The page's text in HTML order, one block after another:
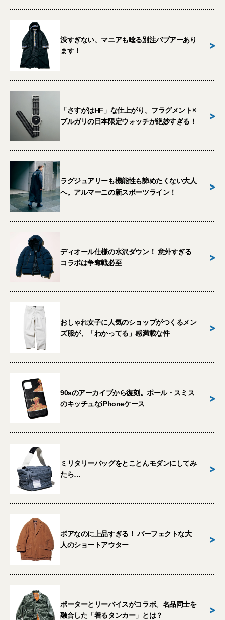
渋すぎない、マニアも唸る別注バブアーあり
ます！
>
「さすがはHF」な仕上がり。フラグメント×
ブルガリの日本限定ウォッチが絶妙すぎる！
>
ラグジュアリーも機能性も諦めたくない大人
へ。アルマーニの新スポーツライン！
>
ディオール仕様の水沢ダウン！ 意外すぎる
コラボは争奪戦必至
>
おしゃれ女子に人気のショップがつくるメン
ズ服が、「わかってる」感満載な件
>
90sのアーカイブから復刻。ポール・スミス
のキッチュなiPhoneケース
>
ミリタリーバッグをとことんモダンにしてみ
たら…
>
ボアなのに上品すぎる！ パーフェクトな大
人のショートアウター
>
ポーターとリーバイスがコラボ。名品同士を
融合した「着るタンカー」とは？
>